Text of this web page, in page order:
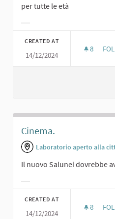
per tutte le età
CREATED AT
14/12/2024
8 8
Cinema.
Laboratorio aperto alla
Il nuovo Salunei dovrebbe
CREATED AT
14/12/2024
8 8